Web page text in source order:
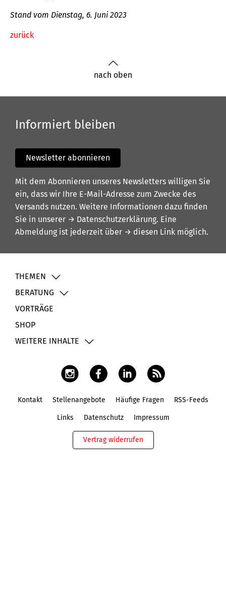
Stand vom Dienstag, 6. Juni 2023
zurück
nach oben
Informiert bleiben
Newsletter abonnieren
Mit dem Abonnieren unseres Newsletters willigen Sie
ein, dass wir Ihre E-Mail-Adresse zum Zwecke des
Versands nutzen. Weitere Informationen dazu finden
Sie in unserer → Datenschutzerklärung. Eine
Abmeldung ist jederzeit über → diesen Link möglich.
THEMEN
BERATUNG
VORTRÄGE
SHOP
WEITERE INHALTE
Kontakt Stellenangebote Häufige Fragen RSS-Feeds
Links Datenschutz Impressum
Vertrag widerrufen